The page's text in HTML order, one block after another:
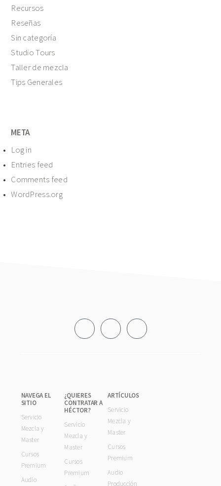
Recursos
Reseñas
Sin categoría
Studio Tours
Taller de mezcla
Tips Generales
META
Log in
Entries feed
Comments feed
WordPress.org
NAVEGA EL
SITIO
Servicio
Mezcla y
Master
Cursos
Premium
Audio
¿QUIERES
CONTRATAR A
HÉCTOR?
Servicio
Mezcla y
Master
Cursos
Premium
ARTÍCULOS
Servicio
Mezcla y
Master
Cursos
Premium
Audio
Producción